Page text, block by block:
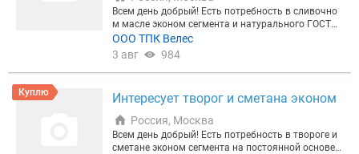
вывоз товара осуществляется на месте. Самовы
воз из регионов РФ Оплата по факту. Звоните: Ал
ексей.
Всем день добрый! Есть потребность в сливочно
м масле эконом сегмента и натурального ГОСТА
на постоянной основе! Со своей стороны гаранти
руем порядочность и своевременную оплату! Пре
ООО ТПК Велес
3 авг
984
Куплю Интересует творог и сметана эконом
Россия, Москва
Всем день добрый! Есть потребность в твороге и
сметане эконом сегмента на постоянной основе!